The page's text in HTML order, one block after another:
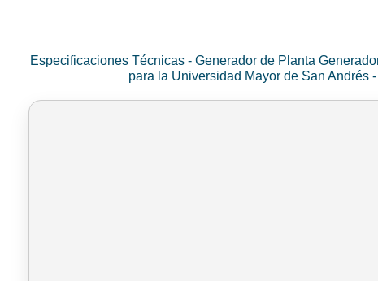
Especificaciones Técnicas - Generador de Planta
para la Universidad Mayor de San Andrés